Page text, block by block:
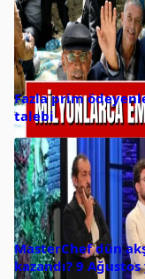
Fazla prim
talebi
MasterChef dün
kazandı? 9